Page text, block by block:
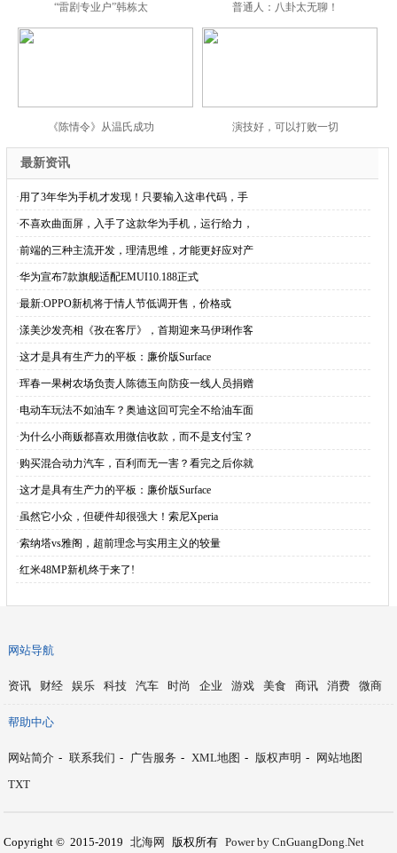
“雷剧专业户”韩栋太 普通人：八卦太无聊！
《陈情令》从温氏成功 演技好，可以打败一切
最新资讯
·用了3年华为手机才发现！只要输入这串代码，手
·不喜欢曲面屏，入手了这款华为手机，运行给力，
·前端的三种主流开发，理清思维，才能更好应对产
·华为宣布7款旗舰适配EMUI10.188正式
·最新:OPPO新机将于情人节低调开售，价格或
·漾美沙发亮相《孜在客厅》，首期迎来马伊琍作客
·这才是具有生产力的平板：廉价版Surface
·珲春一果树农场负责人陈德玉向防疫一线人员捐赠
·电动车玩法不如油车？奥迪这回可完全不给油车面
·为什么小商贩都喜欢用微信收款，而不是支付宝？
·购买混合动力汽车，百利而无一害？看完之后你就
·这才是具有生产力的平板：廉价版Surface
·虽然它小众，但硬件却很强大！索尼Xperia
·索纳塔vs雅阁，超前理念与实用主义的较量
·红米48MP新机终于来了!
网站导航
资讯 财经 娱乐 科技 汽车 时尚 企业 游戏 美食 商讯 消费 微商
帮助中心
网站简介 - 联系我们 - 广告服务 - XML地图 - 版权声明 -
网站地图
TXT
Copyright © 2015-2019 北海网 版权所有 Power by CnGuangDong.Net